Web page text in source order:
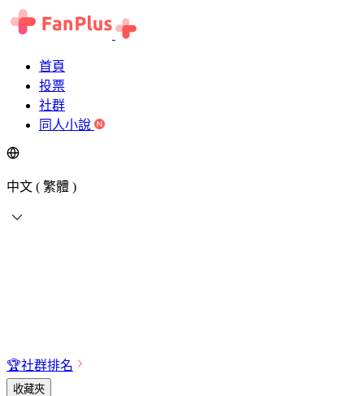
首頁
投票
社群
同人小說
中文 ( 繁體 )
🏆社群排名
收藏夾